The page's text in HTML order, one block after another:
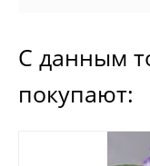
С данным
покупают: